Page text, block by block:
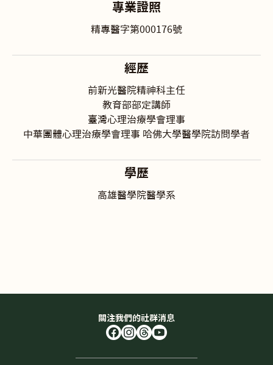
專業證照
精專醫字第000176號
經歷
前新光醫院精神科主任
教育部部定講師
臺灣心理治療學會理事
中華團體心理治療學會理事 哈佛大學醫學院訪問學者
學歷
高雄醫學院醫學系
關注我們的社群消息